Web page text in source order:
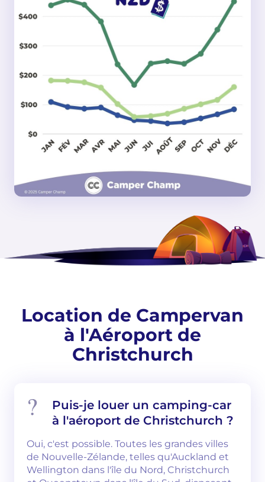
Location de Campervan
à l'Aéroport de
Christchurch
Puis-je louer un camping-car
à l'aéroport de Christchurch ?
Oui, c'est possible. Toutes les grandes villes
de Nouvelle-Zélande, telles qu'Auckland et
Wellington dans l'île du Nord, Christchurch